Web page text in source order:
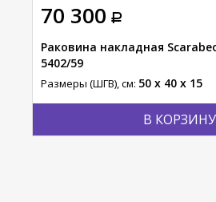
70 300
В КОРЗИНУ
Раковина накладная
5402/59
Размеры (ШГВ), см: 50 x 40 x 15